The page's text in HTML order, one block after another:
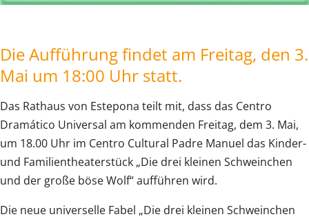
Die Aufführung findet am Freitag, den 3.
Mai um 18:00 Uhr statt.
Das Rathaus von Estepona teilt mit, dass das Centro
Dramático Universal am kommenden Freitag, dem 3. Mai,
um 18.00 Uhr im Centro Cultural Padre Manuel das Kinder-
und Familientheaterstück „Die drei kleinen Schweinchen
und der große böse Wolf“ aufführen wird.
Die neue universelle Fabel „Die drei kleinen Schweinchen